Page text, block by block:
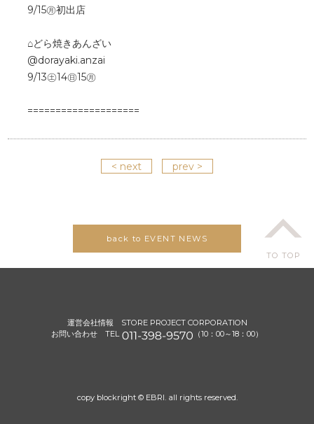
9/15㊊初出店
⌂どら焼きあんざい
@dorayaki.anzai
9/13㊏14㊐15㊊
====================
< next prev >
TO TOP
back to EVENT NEWS
運営会社情報
STORE PROJECT CORPORATION
お問い合わせ TEL
（10：00～18：00）
copy blockright © EBRI. all rights reserved.